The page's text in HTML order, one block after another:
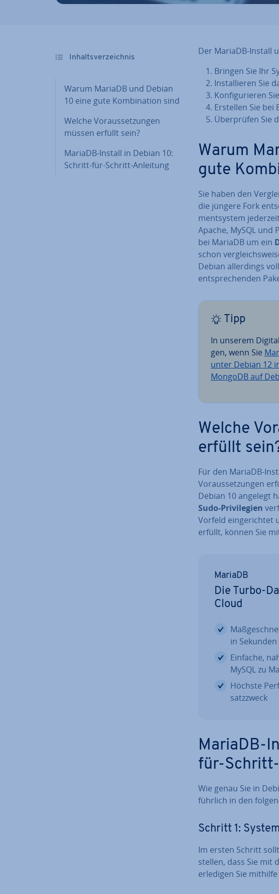
In­halts­ver­zeich­nis
Warum MariaDB und Debian
10 eine gute Kom­bi­na­ti­on sind
Welche Vor­aus­set­zun­gen
müssen erfüllt sein?
MariaDB-Install in Debian 10:
Schritt-für-Schritt-Anleitung
Der MariaDB-Install
Bringen Sie Ihr
In­stal­lie­ren Sie
Kon­fi­gu­rie­ren
Erstellen Sie bei
Über­prü­fen Sie
Warum
gute
Sie haben den
die jüngere Fork
ment­sys­tem
Apache, MySQL und
bei MariaDB um ein
schon
Debian al­ler­dings
ent­spre­chen­den
Tipp
In unserem
gen, wenn Sie
unter Debian 12
MongoDB auf
Welche
erfüllt
Für den MariaDB-
Vor­aus­set­zun­gen
Debian 10 angelegt
Sudo-Pri­vi­le­gi­en
Vorfeld ein­ge­rich­tet
erfüllt, können Sie
MariaDB
Die Turbo-
Cloud
in Sekunden
Einfache,
MySQL zu
Höchste
satz­zweck
MariaDB-
für-
Wie genau Sie in
führ­lich in den
Schritt 1:
Im ersten Schritt
stel­len, dass Sie mit
erledigen Sie